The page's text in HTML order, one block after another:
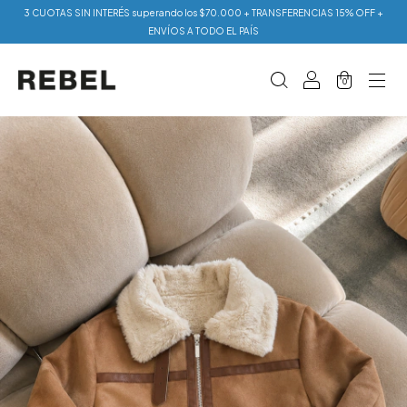
3 CUOTAS SIN INTERÉS superando los $70.000 + TRANSFERENCIAS 15% OFF +
ENVÍOS A TODO EL PAÍS
0